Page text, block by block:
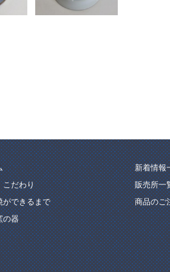
こだわり
ができるまで
の器
新着情報
販売所一
商品のご